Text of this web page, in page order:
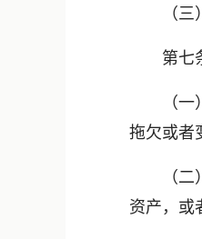
（三）
第七条
（一）
拖欠或者
（二）
资产，或